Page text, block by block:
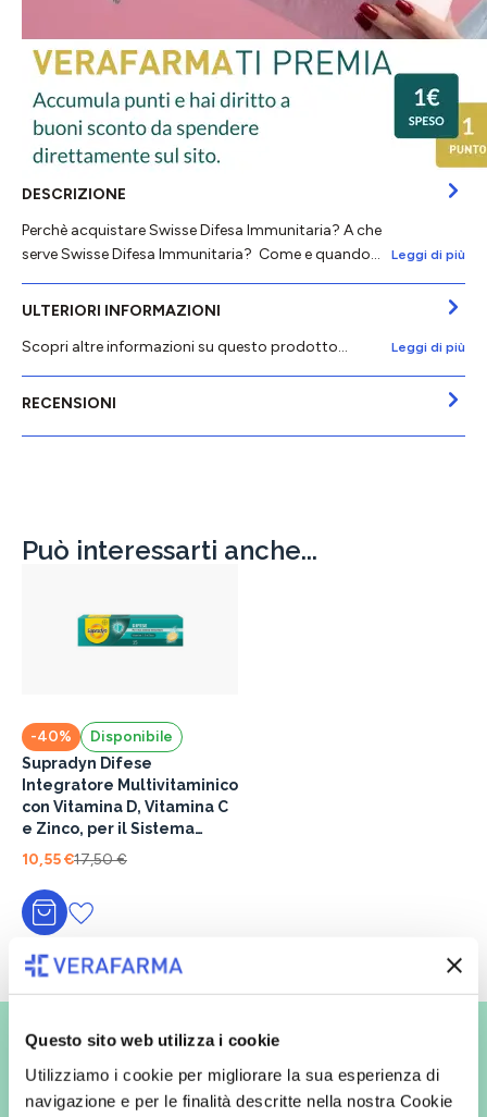
Questo sito web utilizza i cookie
Utilizziamo i cookie per migliorare la sua esperienza di
navigazione e per le finalità descritte nella nostra Cookie
DESCRIZIONE
Perchè acquistare Swisse Difesa Immunitaria? A che
serve Swisse Difesa Immunitaria? Come e quando…
Leggi di più
ULTERIORI INFORMAZIONI
Scopri altre informazioni su questo prodotto...
Leggi di più
RECENSIONI
Può interessarti anche...
-40% Disponibile
Supradyn Difese
Integratore Multivitaminico
con Vitamina D, Vitamina C
e Zinco, per il Sistema
Immunitario, 15 Compresse
Effervescenti
10,55 €17,50 €
Aggiungi al carrello
Vuoi ricevere le offerte prima
degli altri?